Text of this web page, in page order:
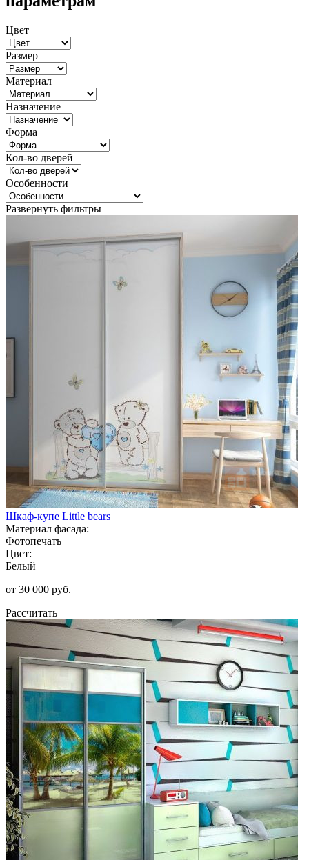
Цвет
Размер
Материал
Назначение
Форма
Кол-во дверей
Особенности
Развернуть фильтры
Шкаф-купе Little bears
Материал фасада:
Фотопечать
Цвет:
Белый
от 30 000 руб.
Рассчитать